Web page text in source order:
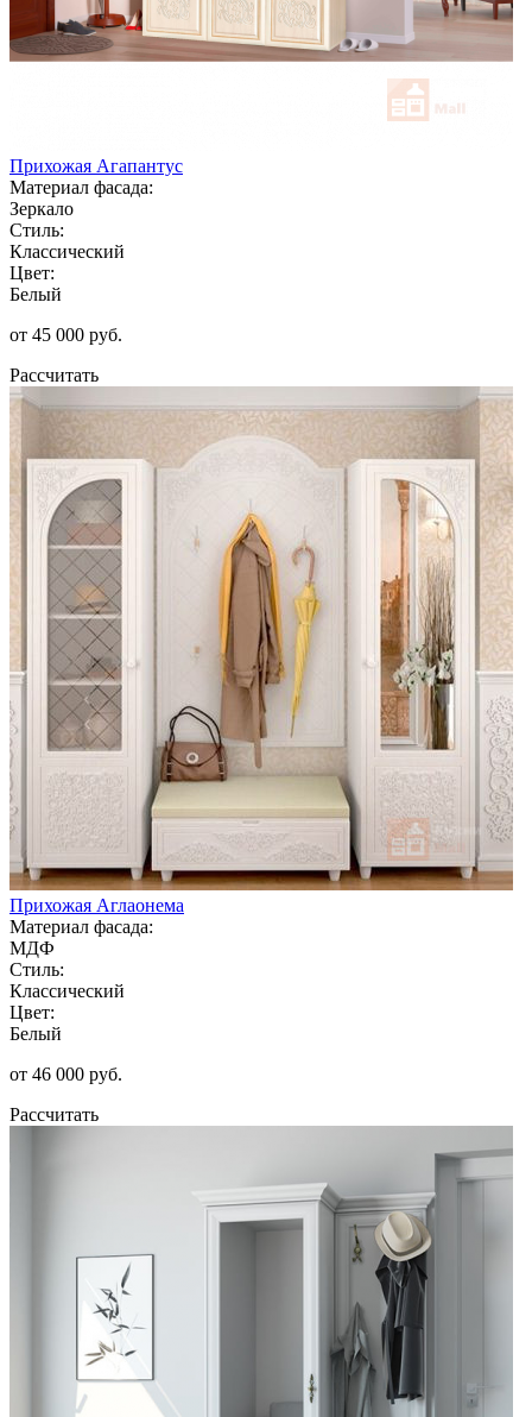
Прихожая Агапантус
Материал фасада:
Зеркало
Стиль:
Классический
Цвет:
Белый
от 45 000 руб.
Рассчитать
Прихожая Аглаонема
Материал фасада:
МДФ
Стиль:
Классический
Цвет:
Белый
от 46 000 руб.
Рассчитать